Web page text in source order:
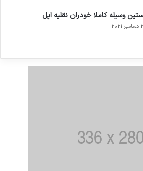
وسیله کاملا خودران نقلیه اپل